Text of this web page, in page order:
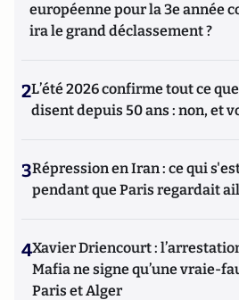
européenne pour la 3e année
ira le grand déclassement ?
2L’été 2026 confirme tout ce
disent depuis 50 ans : non, et
3Répression en Iran : ce qui
pendant que Paris regardait
4Xavier Driencourt :
Mafia ne signe qu’une vraie-
Paris et Alger